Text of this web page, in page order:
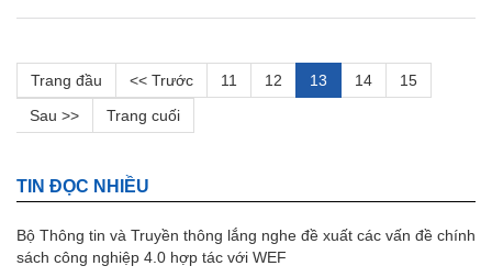
Trang đầu << Trước 11 12 13 14
15
Sau >>
Trang cuối
TIN ĐỌC NHIỀU
Bộ Thông tin và Truyền thông lắng nghe đề xuất các vấn đề chính
sách công nghiệp 4.0 hợp tác với WEF